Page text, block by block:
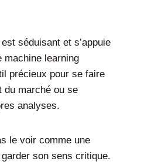
séduisant et s’appuie
machine learning
précieux pour se faire
du marché ou se
analyses.
le voir comme une
son sens critique.